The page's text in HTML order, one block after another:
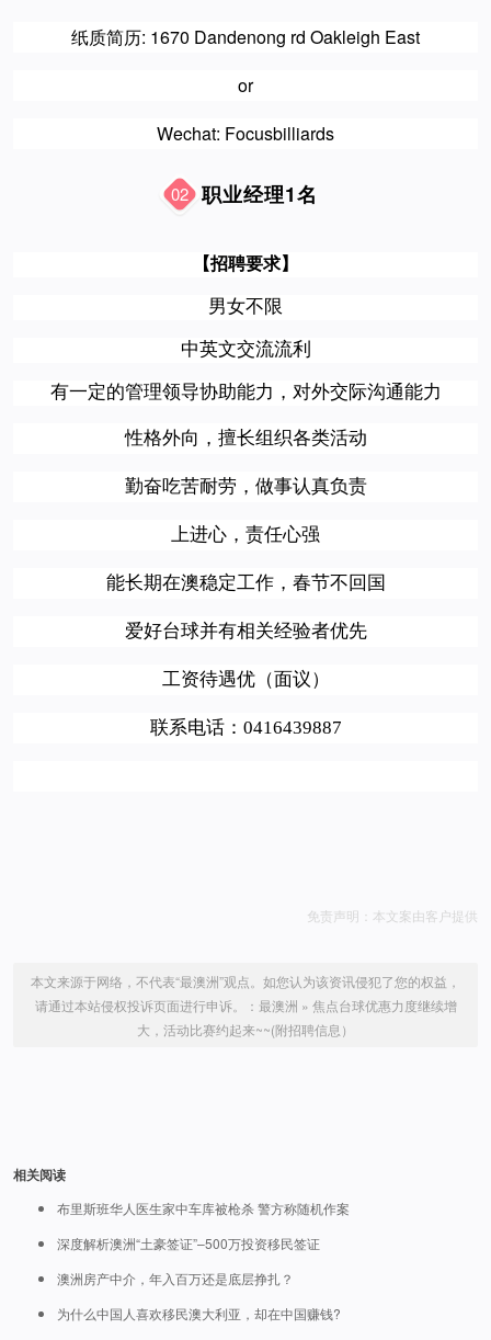
纸质简历: 1670 Dandenong rd Oakleigh East
or
Wechat: Focusbilliards
02 职业经理1名
【招聘要求】
男女不限
中英文交流流利
有一定的管理领导协助能力，对外交际沟通能力
性格外向，擅长组织各类活动
勤奋吃苦耐劳，做事认真负责
上进心，责任心强
能长期在澳稳定工作，春节不回国
爱好台球并有相关经验者优先
工资待遇优（面议）
联系电话：0416439887
免责声明：本文案由客户提供
本文来源于网络，不代表“最澳洲”观点。如您认为该资讯侵犯了您的权益，
请通过本站侵权投诉页面进行申诉。： 最澳洲 » 焦点台球优惠力度继续增
大，活动比赛约起来~~(附招聘信息）
相关阅读
布里斯班华人医生家中车库被枪杀 警方称随机作案
深度解析澳洲“土豪签证”–500万投资移民签证
澳洲房产中介，年入百万还是底层挣扎？
为什么中国人喜欢移民澳大利亚，却在中国赚钱?